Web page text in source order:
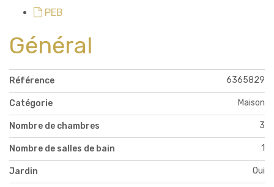
PEB
Général
Référence 6365829
Catégorie Maison
Nombre de chambres 3
Nombre de salles de bain 1
Jardin Oui